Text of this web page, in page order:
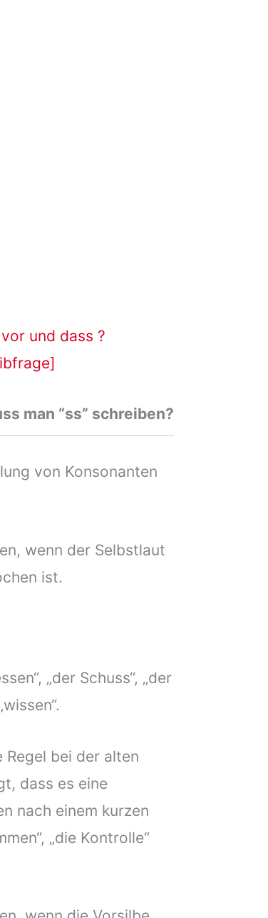
und dass ?
man “ss” schreiben?
von Konsonanten
wenn der Selbstlaut
ist.
„der Schuss“, „der
Regel bei der alten
dass es eine
nach einem kurzen
„die Kontrolle“